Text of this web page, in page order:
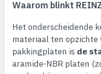
Waarom blinkt
Het onderscheidende
materiaal ten opzichte
pakkingplaten is de
aramide-NBR platen